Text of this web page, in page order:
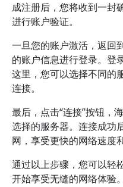
成注册后，您将收到一封
进行账户验证。
一旦您的账户激活，返回
的账户信息进行登录。登
这里，您可以选择不同的
连接。
最后，点击“连接”按钮，
选择的服务器。连接成功
网，享受更快的网络速度
通过以上步骤，您可以轻
开始享受无缝的网络体验